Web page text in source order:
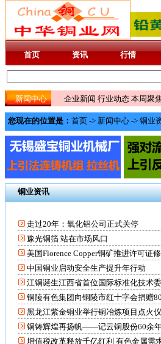
首页 资讯 行情
新闻中心 企业新闻 行业动态 本周聚
您现在的位置是： 首页 -> 新闻中心 -> 铜业
铜业资讯
走过20年：氧化铝公司正式关停
豫光铜箔 站在市场风口
美国Florence Copper铜矿推进许可证
中国铜业启动安全生产提升年行动
江铜诞生江西省首位国际标准化技术
铜陵有色集团向铜陵市红十字会捐赠
黑龙江紫金铜业举行铜冶炼项目点火
铜铸辉煌再扬帆——记云铜股份60余
增值税改革释放千亿红利 有色金属需